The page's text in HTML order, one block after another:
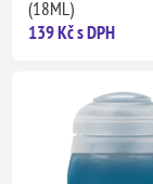
(18ML)
139 Kč s DPH